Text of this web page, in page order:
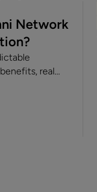
Network
real